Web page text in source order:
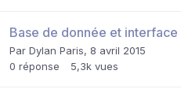
Base de donnée et
Par Dylan Paris, 8 avril 2015
0 réponse 5,3k vues